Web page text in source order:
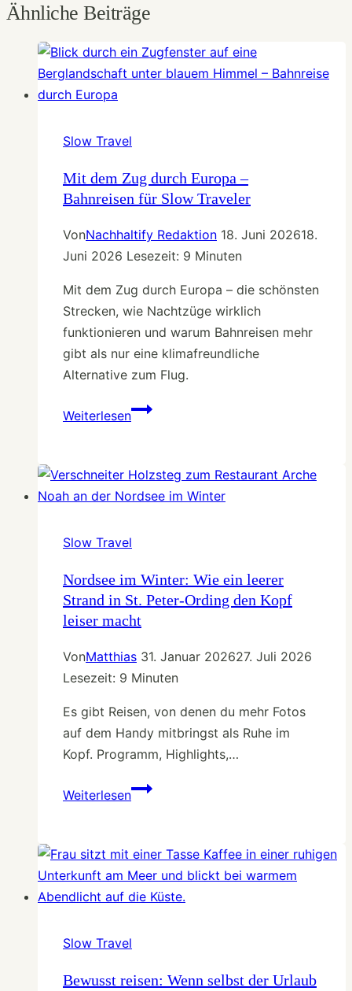
Ähnliche Beiträge
Slow Travel
Mit dem Zug durch Europa –
Bahnreisen für Slow Traveler
VonNachhaltify Redaktion 18. Juni 202618.
Juni 2026 Lesezeit: 9 Minuten
Mit dem Zug durch Europa – die schönsten
Strecken, wie Nachtzüge wirklich
funktionieren und warum Bahnreisen mehr
gibt als nur eine klimafreundliche
Alternative zum Flug.
WeiterlesenMit
durch
Europa
Bahnreisen
Slow
Traveler
Slow Travel
Nordsee im Winter: Wie ein leerer
Strand in St. Peter-Ording den Kopf
leiser macht
VonMatthias 31. Januar 202627. Juli 2026
Lesezeit: 9 Minuten
Es gibt Reisen, von denen du mehr Fotos
auf dem Handy mitbringst als Ruhe im
Kopf. Programm, Highlights,…
WeiterlesenNordsee
Wie
ein
leerer
in
Peter-
Slow Travel
Bewusst reisen: Wenn selbst der Urlaub